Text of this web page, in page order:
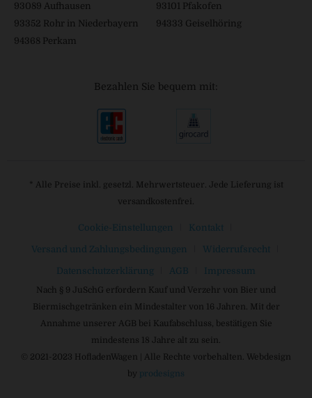
93089 Aufhausen
93101 Pfakofen
93352 Rohr in Niederbayern
94333 Geiselhöring
94368 Perkam
Bezahlen Sie bequem mit:
* Alle Preise inkl. gesetzl. Mehrwertsteuer. Jede Lieferung ist
versandkostenfrei.
Cookie-Einstellungen Kontakt
Versand und Zahlungsbedingungen Widerrufsrecht
Datenschutzerklärung AGB Impressum
Nach § 9 JuSchG erfordern Kauf und Verzehr von Bier und
Biermischgetränken ein Mindestalter von 16 Jahren. Mit der
Annahme unserer AGB bei Kaufabschluss, bestätigen Sie
mindestens 18 Jahre alt zu sein.
© 2021-2023 HofladenWagen | Alle Rechte vorbehalten. Webdesign
by prodesigns